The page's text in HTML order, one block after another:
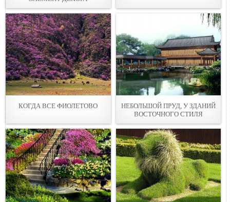
КОГДА ВСЕ ФИОЛЕТОВО
НЕБОЛЬШОЙ ПРУД, У ЗДАНИЙ
ВОСТОЧНОГО СТИЛЯ